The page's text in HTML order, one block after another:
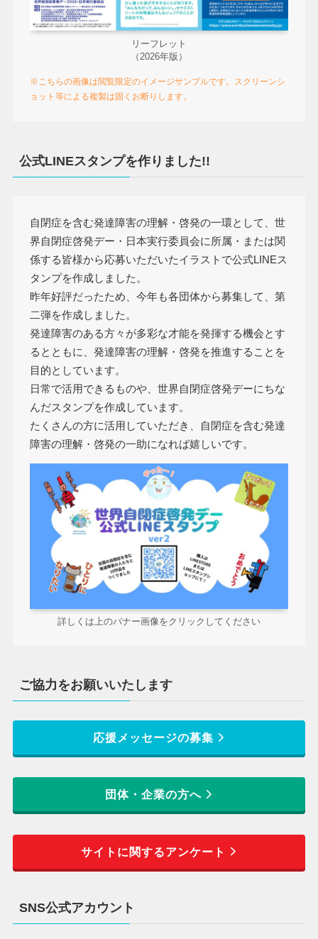
リーフレット
（2026年版）
※こちらの画像は閲覧限定のイメージサンプルです。スクリーンシ
ョット等による複製は固くお断りします。
公式LINEスタンプを作りました!!
自閉症を含む発達障害の理解・啓発の一環として、世
界自閉症啓発デー・日本実行委員会に所属・または関
係する皆様から応募いただいたイラストで公式LINEス
タンプを作成しました。
昨年好評だったため、今年も各団体から募集して、第
二弾を作成しました。
発達障害のある方々が多彩な才能を発揮する機会とす
るとともに、発達障害の理解・啓発を推進することを
目的としています。
日常で活用できるものや、世界自閉症啓発デーにちな
んだスタンプを作成しています。
たくさんの方に活用していただき、自閉症を含む発達
障害の理解・啓発の一助になれば嬉しいです。
詳しくは上のバナー画像をクリックしてください
ご協力をお願いいたします
応援メッセージの募集
団体・企業の方へ
サイトに関するアンケート
SNS公式アカウント